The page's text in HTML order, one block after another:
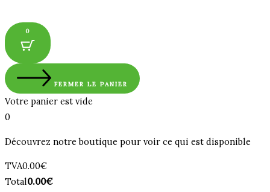
0
FERMER LE PANIER
Votre panier est vide
0
Découvrez notre boutique pour voir ce qui est disponible
Montant
de
TVA0.00€
Total
Total0.00€